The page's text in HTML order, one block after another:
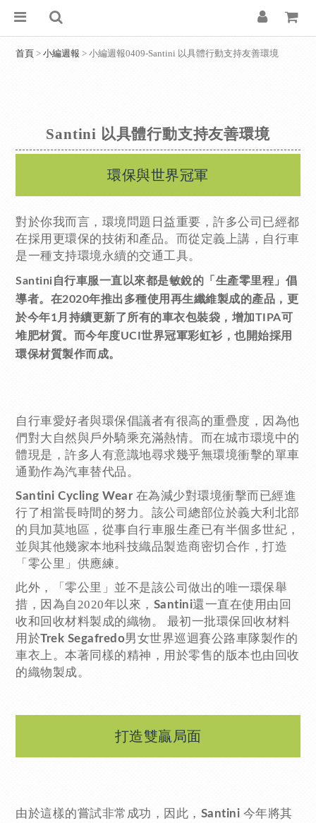
首頁 > 小編週報 > 小編週報0409-Santini 以具體行動支持友善環境
Santini 以具體行動支持友善環境
環保與世界冠軍
對於你我而言，環境問題日益重要，許多公司已經都
在採用更環保的技術和產品。而從定義上講，自行車
是一種支持環境永續的交通工具。
Santini自行車服一直以來都是敏銳的「生產零里程」倡
導者。在2020年推出多種使用再生纖維製成的產品，更
於今年1月持續更新了所有的車衣包裝袋，增加TIPA可
堆肥材質。而今年度UCI世界冠軍彩虹衫，也開始採用
環保材質製作而成。
自行車愛好者與環保倡議者有很高的重疊度，因為他
們對大自然與戶外騎乘充滿熱情。而在城市環境中的
體現是，許多人有意識地尋求幾乎無環境衝擊的單車
通勤作為汽車替代品。
Santini Cycling Wear在為減少對環境衝擊而已經進
行了相當長時間的努力。該公司總部位於義大利北部
的貝加莫地區，從事自行車服生產已有半個多世紀，
並與其他幾家本地科技織品製造商密切合作，打造
「零公里」供應練。
此外，「零公里」並不是該公司做出的唯一環保舉
措，因為自2020年以來， Santini還一直在使用由回
收和回收材料製成的織物。 最初一批環保回收材料
用於Trek Segafredo男女世界巡迴賽公路車隊製作的
車衣上。本著同樣的精神，用於零售的版本也由回收
的織物製成。
打造雙贏局面
由於這樣的嘗試非常成功，因此， Santini 今年將其